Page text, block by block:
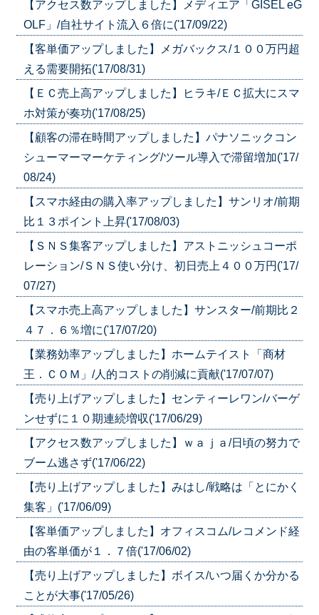
【アクセス数アップしました】メディエア「GISEL eG
OLF」/自社サイト流入６倍に('17/09/22)
【客単価アップしました】メガバックス/１００万円超
える需要開拓('17/08/31)
【ＥＣ売上高アップしました】ヒラキ/ＥＣ拡大にスマ
ホ対策が奏功('17/08/25)
【顧客の滞在時間アップしました】パナソニックコン
シューマーマーケティング/ツール導入で滞留増加('17/
08/24)
【スマホ経由の購入率アップしました】サンリオ/前期
比１３ポイント上昇('17/08/03)
【ＳＮＳ集客アップしました】アストニッシュコーポ
レーション/ＳＮＳ使い分け、初日売上４００万円('17/
07/27)
【スマホ売上高アップしました】サンスター/前期比２
４７．６％増に('17/07/20)
【業務効率アップしました】ホームテイスト「商材
王．ＣＯＭ」/人的コストの削減に貢献('17/07/07)
【売り上げアップしました】センティーレワン/バーゲ
ンせずに１０期連続増収('17/06/29)
【アクセス数アップしました】ｗａｊａ/日頃の努力で
ブーム逃さず('17/06/22)
【売り上げアップしました】みはし/戦略は「とにかく
集客」('17/06/09)
【客単価アップしました】オフィスコム/レコメンド経
由の客単価が１．７倍('17/06/02)
【売り上げアップしました】ボイス/いつ届くか分かる
ことが大事('17/05/26)